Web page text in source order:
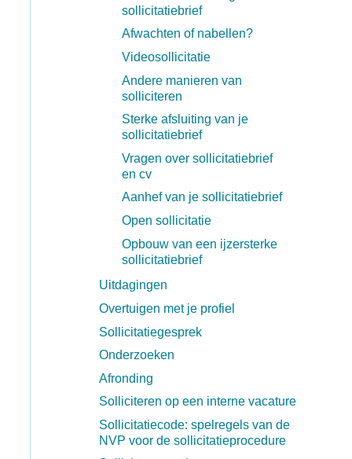
sollicitatiebrief
Afwachten of nabellen?
Videosollicitatie
Andere manieren van
solliciteren
Sterke afsluiting van je
sollicitatiebrief
Vragen over sollicitatiebrief
en cv
Aanhef van je sollicitatiebrief
Open sollicitatie
Opbouw van een ijzersterke
sollicitatiebrief
Uitdagingen
Overtuigen met je profiel
Sollicitatiegesprek
Onderzoeken
Afronding
Solliciteren op een interne vacature
Sollicitatiecode: spelregels van de
NVP voor de sollicitatieprocedure